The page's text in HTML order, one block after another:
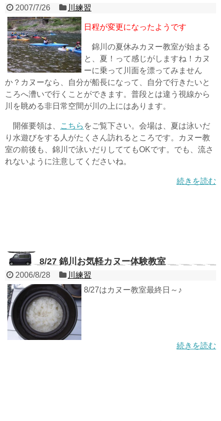
2007/7/26 川練習
日程が変更になったようです
錦川の夏休みカヌー教室が始まる
と、夏！って感じがしますね！カヌ
ーに乗って川面を漂ってみません
か？カヌーなら、自分が船長になって、自分で行きたいと
ころへ漕いで行くことができます。普段とは違う視線から
川を眺める非日常空間が川の上にはあります。
開催要領は、 こちら をご覧下さい。会場は、夏は泳いだ
り水遊びをする人がたくさん訪れるところです。カヌー教
室の前後も、錦川で泳いだりしててもOKです。でも、流さ
れないように注意してくださいね。
続きを読む
8/27 錦川お気軽カヌー体験教室
2006/8/28
川練習
8/27はカヌー教室最終日～♪
続きを読む